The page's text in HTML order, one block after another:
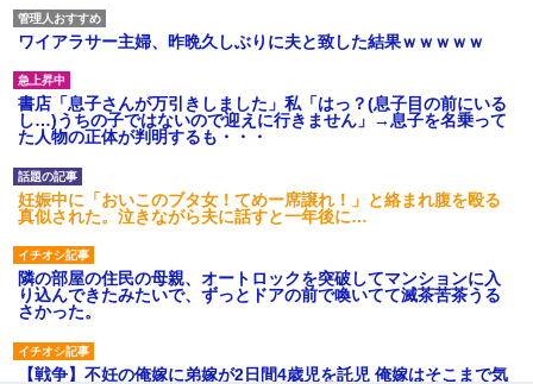
ワイアラサー主婦、昨晩久しぶりに夫と致した結果ｗｗｗｗｗ
書店「息子さんが万引きしました」私「はっ？(息子目の前にいる
し…)うちの子ではないので迎えに行きません」→息子を名乗って
た人物の正体が判明するも・・・
妊娠中に「おいこのブタ女！てめー席譲れ！」と絡まれ腹を殴る
真似された。泣きながら夫に話すと一年後に…
隣の部屋の住民の母親、オートロックを突破してマンションに入
り込んできたみたいで、ずっとドアの前で喚いてて滅茶苦茶うる
さかった。
【戦争】不妊の俺嫁に弟嫁が2日間4歳児を託児 俺嫁はそこまで気